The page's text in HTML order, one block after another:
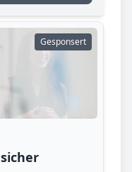
Gesponsert